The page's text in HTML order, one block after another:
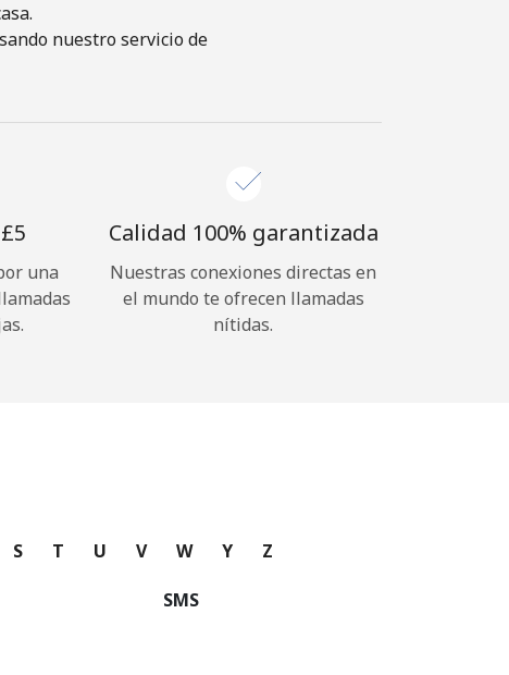
nuestro servicio de
una
Calidad 100% garantizada
Nuestras conexiones directas en
el mundo te ofrecen llamadas
nítidas.
S T U V W Y Z
SMS